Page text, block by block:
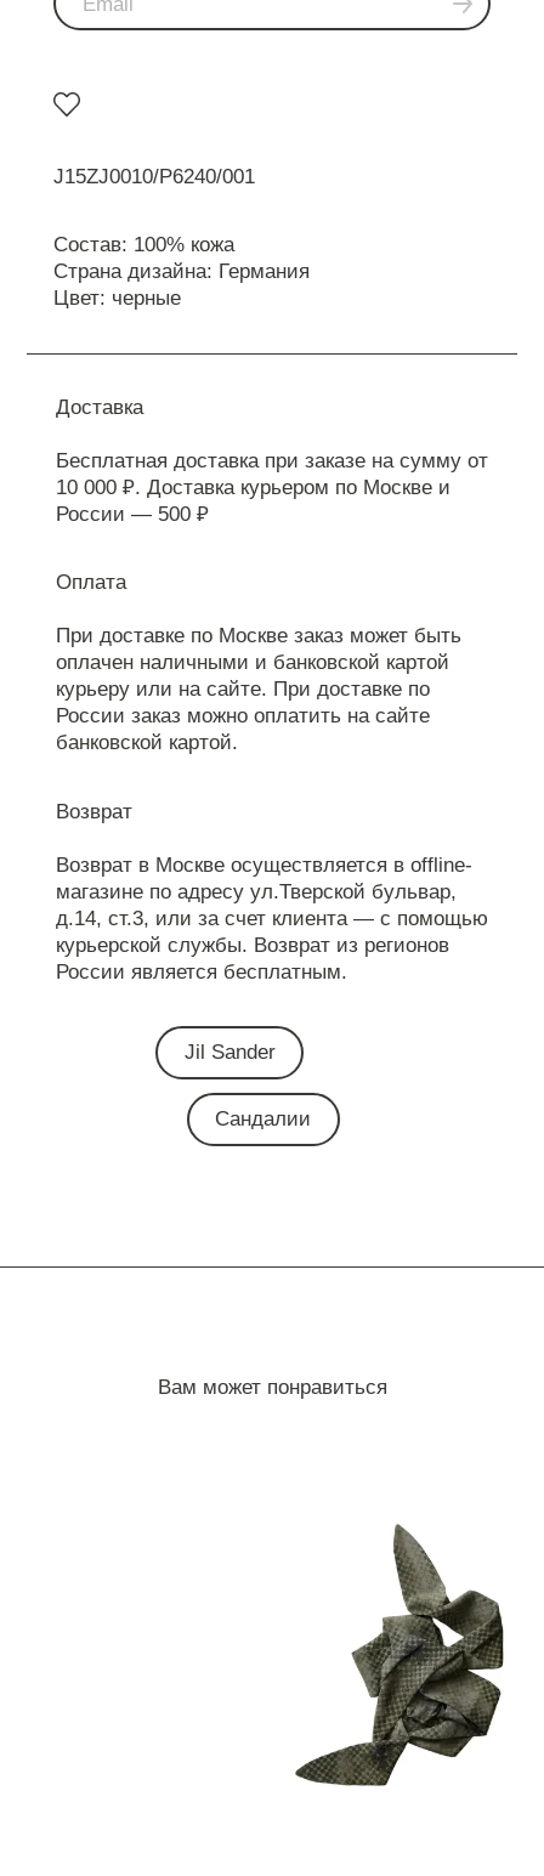
J15ZJ0010/P6240/001
Состав: 100% кожа
Страна дизайна: Германия
Цвет: черные
Доставка
Бесплатная доставка при заказе на сумму от
10 000 ₽. Доставка курьером по Москве и
России — 500 ₽
Оплата
При доставке по Москве заказ может быть
оплачен наличными и банковской картой
курьеру или на сайте. При доставке по
России заказ можно оплатить на сайте
банковской картой.
Возврат
Возврат в Москве осуществляется в offline-
магазине по адресу ул.Тверской бульвар,
д.14, ст.3, или за счет клиента — с помощью
курьерской службы. Возврат из регионов
России является бесплатным.
Jil Sander
Сандалии
Вам может понравиться